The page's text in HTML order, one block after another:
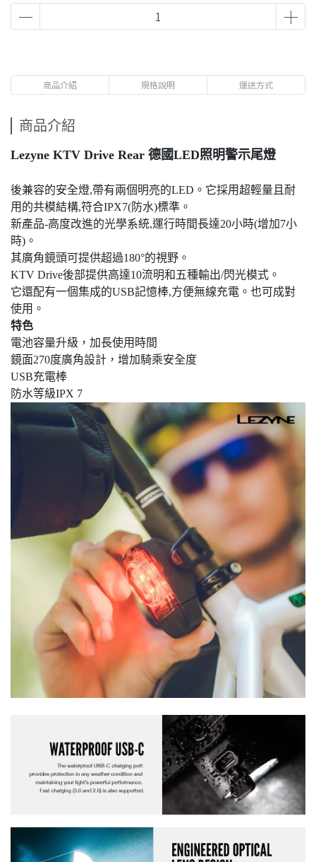
商品介紹 規格說明 運送方式
商品介紹
Lezyne KTV Drive Rear 德國LED照明警示尾燈
後兼容的安全燈,帶有兩個明亮的LED。它採用超輕量且耐
用的共模結構,符合IPX7(防水)標準。
新產品-高度改進的光學系統,運行時間長達20小時(增加7小
時)。
其廣角鏡頭可提供超過180°的視野。
KTV Drive後部提供高達10流明和五種輸出/閃光模式。
它還配有一個集成的USB記憶棒,方便無線充電。也可成對
使用。
特色
電池容量升級，加長使用時間
鏡面270度廣角設計，增加騎乘安全度
USB充電棒
防水等級IPX 7